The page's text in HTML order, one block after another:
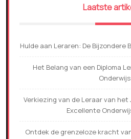
Laatste
Hulde aan Leraren: De Bijzondere
Het Belang van een Diploma
Onderwijs
Verkiezing van de Leraar van het
Excellente
Ontdek de grenzeloze kracht